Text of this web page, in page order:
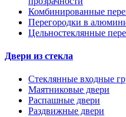
Комбинированные
Перегородки в
Цельностеклянные
Двери из стекла
Стеклянные входные
Маятниковые двери
Распашные двери
Раздвижные двери